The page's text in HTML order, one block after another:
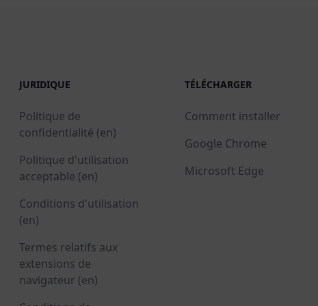
JURIDIQUE
Politique de
confidentialité (en)
Politique d'utilisation
acceptable (en)
Conditions d'utilisation
(en)
Termes relatifs aux
extensions de
navigateur (en)
TÉLÉCHARGER
Comment installer
Google Chrome
Microsoft Edge